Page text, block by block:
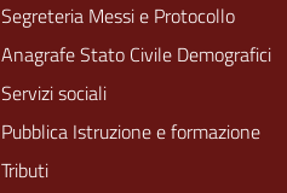
Segreteria Messi e Protocollo
Anagrafe Stato Civile Demografici
Servizi sociali
Pubblica Istruzione e formazione
Tributi